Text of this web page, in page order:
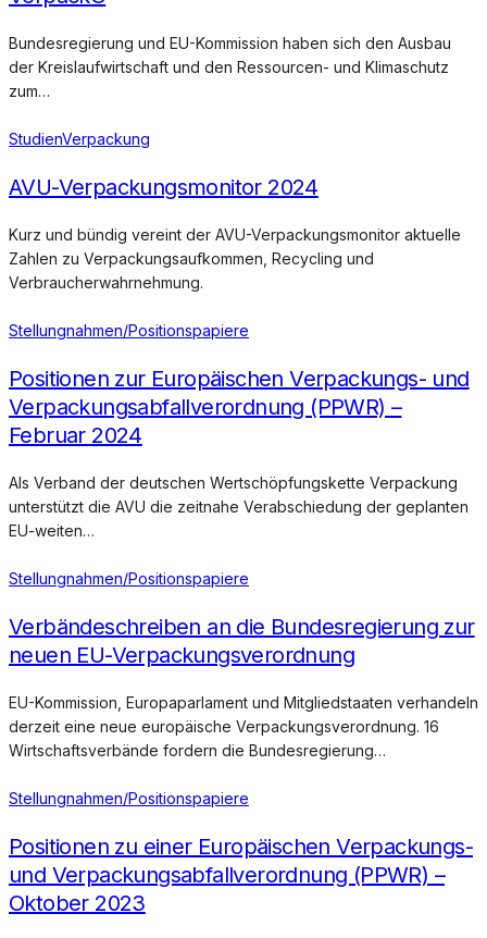
Bundesregierung und EU-Kommission haben sich den Ausbau
der Kreislaufwirtschaft und den Ressourcen- und Klimaschutz
zum…
StudienVerpackung
AVU-Verpackungsmonitor 2024
Kurz und bündig vereint der AVU-Verpackungsmonitor aktuelle
Zahlen zu Verpackungsaufkommen, Recycling und
Verbraucherwahrnehmung.
Stellungnahmen/Positionspapiere
Positionen zur Europäischen Verpackungs- und
Verpackungsabfallverordnung (PPWR) –
Februar 2024
Als Verband der deutschen Wertschöpfungskette Verpackung
unterstützt die AVU die zeitnahe Verabschiedung der geplanten
EU-weiten…
Stellungnahmen/Positionspapiere
Verbändeschreiben an die Bundesregierung zur
neuen EU-Verpackungsverordnung
EU-Kommission, Europaparlament und Mitgliedstaaten verhandeln
derzeit eine neue europäische Verpackungsverordnung. 16
Wirtschaftsverbände fordern die Bundesregierung…
Stellungnahmen/Positionspapiere
Positionen zu einer Europäischen Verpackungs-
und Verpackungsabfallverordnung (PPWR) –
Oktober 2023